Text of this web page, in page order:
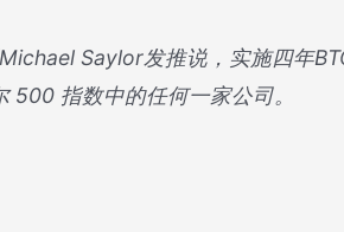
Saylor发推说，实施四年
500 指数中的任何一家公司。